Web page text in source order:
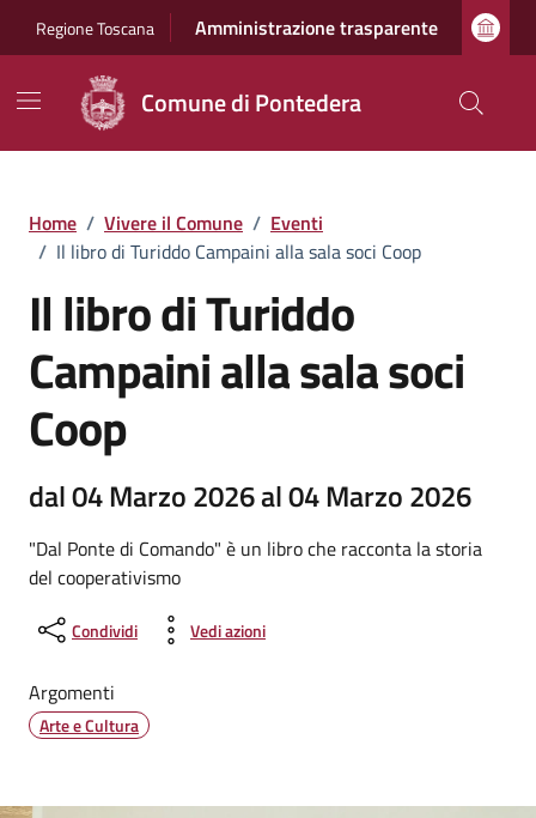
Regione Toscana Amministrazione trasparente
Comune di Pontedera
Home / Vivere il Comune / Eventi
/ Il libro di Turiddo Campaini alla sala soci Coop
Il libro di Turiddo
Campaini alla sala soci
Coop
dal 04 Marzo 2026 al 04 Marzo 2026
"Dal Ponte di Comando" è un libro che racconta la storia
del cooperativismo
Condividi Vedi azioni
Argomenti
Arte e Cultura